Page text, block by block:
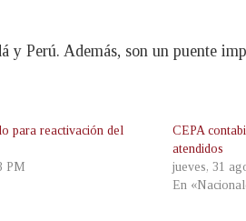
Perú. Además, son un puente
para reactivación del
PM
CEPA
atendidos
jueves, 31
En